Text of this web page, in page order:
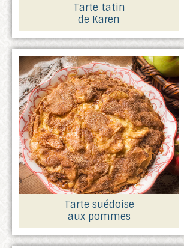
Tarte tatin
de Karen
Tarte suédoise
aux pommes